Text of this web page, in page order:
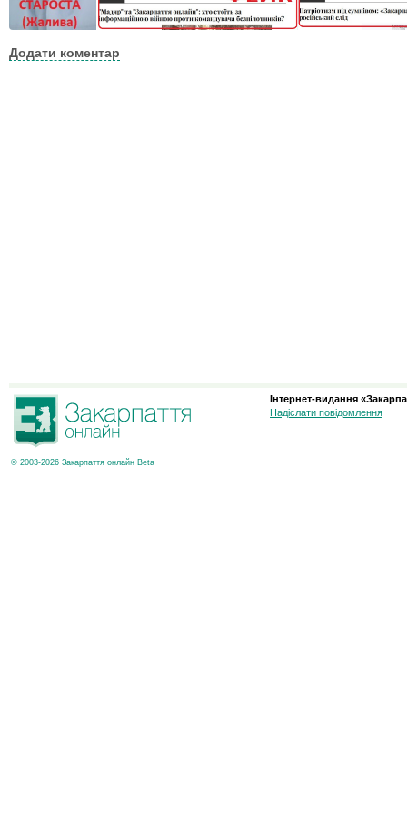
Додати коментар
© 2003-2026 Закарпаття онлайн Beta
Інтернет-видання
Надіслати повідомлення